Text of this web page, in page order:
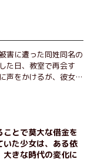
害に遭った同姓同名の
た日、教室で再会す
声をかけるが、彼女は
とで莫大な借金を
いた少女は、ある依
きな時代の変化に